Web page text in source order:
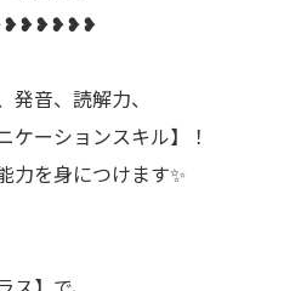
発音、読解力、
ケーションスキル】！
力を身につけます✨